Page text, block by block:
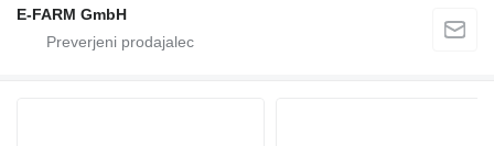
E-FARM GmbH